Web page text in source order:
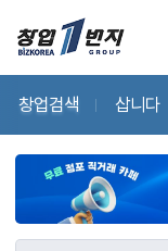
창업검색 삽니다